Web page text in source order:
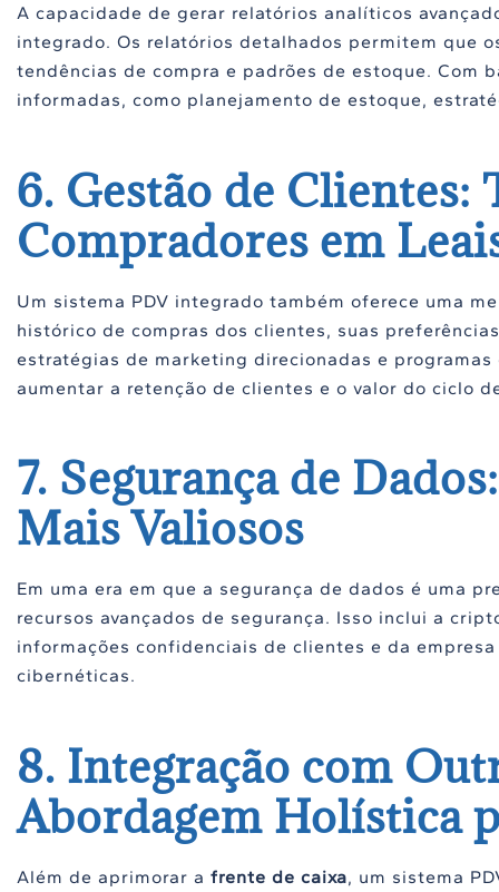
A capacidade de gerar relatórios analíticos
integrado. Os relatórios detalhados permitem que
tendências de compra e padrões de estoque. Com
informadas, como planejamento de estoque,
6. Gestão de
Compradores em
Um sistema PDV integrado também oferece uma
histórico de compras dos clientes, suas
estratégias de marketing direcionadas e
aumentar a retenção de clientes e o valor do ciclo
7. Segurança de
Mais Valiosos
Em uma era em que a segurança de dados é uma
recursos avançados de segurança. Isso inclui a
informações confidenciais de clientes e da
cibernéticas.
8. Integração com
Abordagem Holística
Além de aprimorar a frente de caixa, um sistema